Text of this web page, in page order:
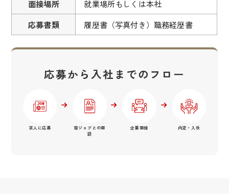
面接場所
就業場所もしくは本社
応募書類
履歴書（写真付き）職務経歴書
応募から入社までのフロー
求人に応募
宿ジョブとの面
談
企業面接 内定・入社